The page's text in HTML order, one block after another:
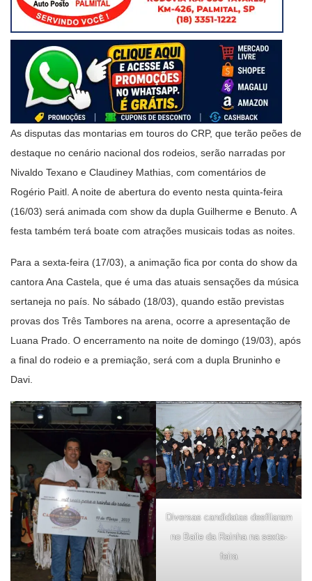
As disputas das montarias em touros do CRP, que terão peões de
destaque no cenário nacional dos rodeios, serão narradas por
Nivaldo Texano e Claudiney Mathias, com comentários de
Rogério Paitl. A noite de abertura do evento nesta quinta-feira
(16/03) será animada com show da dupla Guilherme e Benuto. A
festa também terá boate com atrações musicais todas as noites.
Para a sexta-feira (17/03), a animação fica por conta do show da
cantora Ana Castela, que é uma das atuais sensações da música
sertaneja no país. No sábado (18/03), quando estão previstas
provas dos Três Tambores na arena, ocorre a apresentação de
Luana Prado. O encerramento na noite de domingo (19/03), após
a final do rodeio e a premiação, será com a dupla Bruninho e
Davi.
Diversas candidatas desfilaram
no Baile da Rainha na sexta-
feira